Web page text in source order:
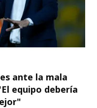
ante la mala
equipo debería